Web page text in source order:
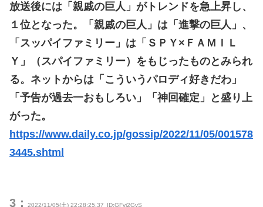
放送後には「親戚の巨人」がトレンドを急上昇し、
１位となった。「親戚の巨人」は「進撃の巨人」、
「スッパイファミリー」は「ＳＰＹ×ＦＡＭＩＬ
Ｙ」（スパイファミリー）をもじったものとみられ
る。ネットからは「こういうパロディ好きだわ」
「予告が過去一おもしろい」「神回確定」と盛り上
がった。
https://www.daily.co.jp/gossip/2022/11/05/001578
3445.shtml
3： 2022/11/05(土) 22:28:25.37 ID:GFvi2GvS